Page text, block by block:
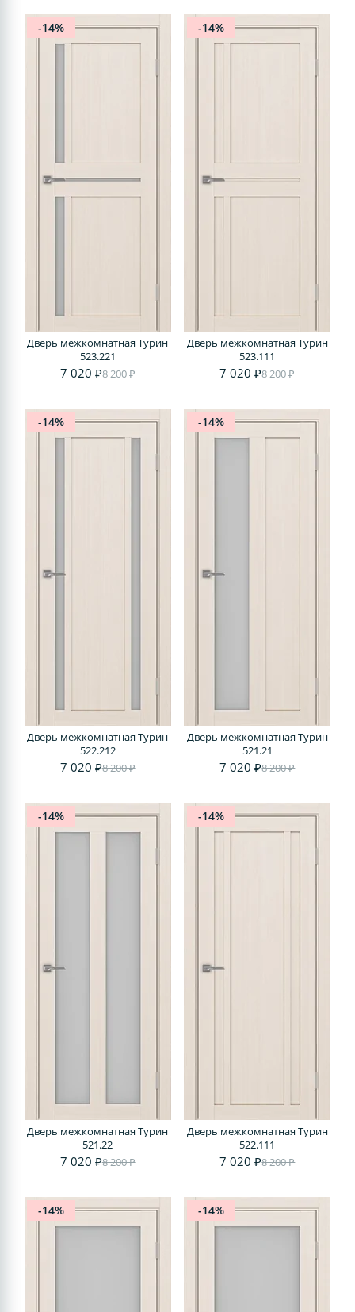
-14%
Дверь межкомнатная Турин
523.221
7 020 ₽8 200 ₽
-14%
Дверь межкомнатная Турин
523.111
7 020 ₽8 200 ₽
-14%
Дверь межкомнатная Турин
522.212
7 020 ₽8 200 ₽
-14%
Дверь межкомнатная Турин
521.21
7 020 ₽8 200 ₽
-14%
Дверь межкомнатная Турин
521.22
7 020 ₽8 200 ₽
-14%
Дверь межкомнатная Турин
522.111
7 020 ₽8 200 ₽
-14% -14%